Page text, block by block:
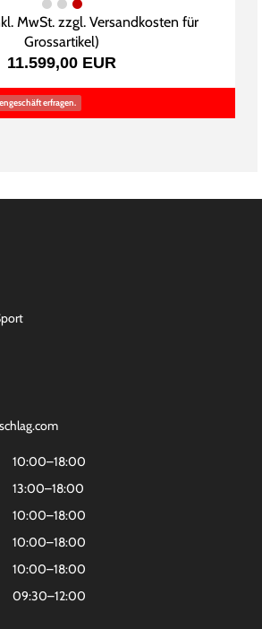
MwSt. zzgl. Versandkosten für
Grossartikel)
11.599,00 EUR
erfragen.
10:00–18:00
13:00–18:00
10:00–18:00
10:00–18:00
10:00–18:00
09:30–12:00